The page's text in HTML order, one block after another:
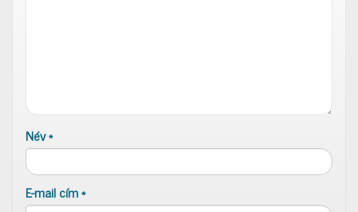
Név*
E-mail cím*